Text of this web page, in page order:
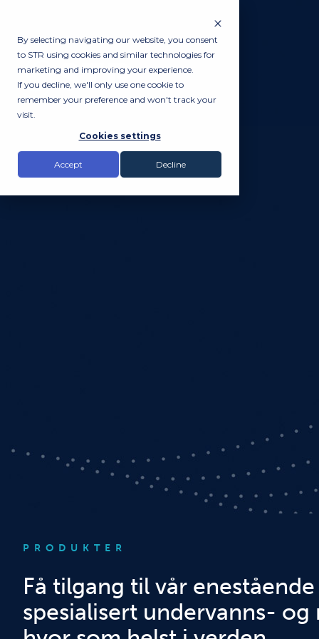
By selecting navigating our website, you consent
to STR using cookies and similar technologies for
marketing and improving your experience.
If you decline, we'll only use one cookie to
remember your preference and won't track your
visit.
Cookies settings
Accept Decline
PRODUKTER
Få tilgang til vår
spesialisert undervanns-